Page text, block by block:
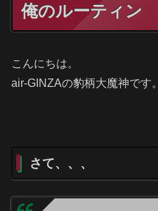
俺のルーティン
こんにちは。
air-GINZAの豹柄大魔神です。
さて、、、